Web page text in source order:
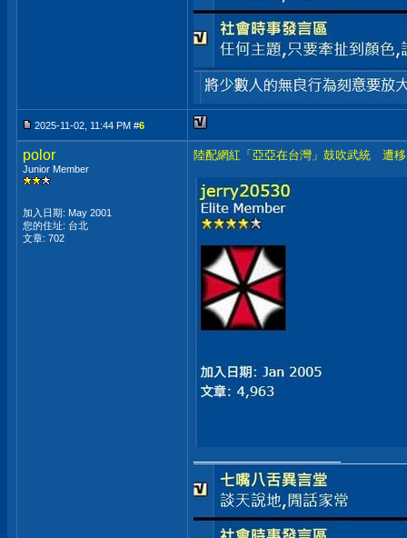
2025-11-02, 11:44 PM #6
polor
Junior Member
加入日期: May 2001
您的住址: 台北
文章: 702
陸配網紅「亞亞在台灣」鼓吹武統 遭